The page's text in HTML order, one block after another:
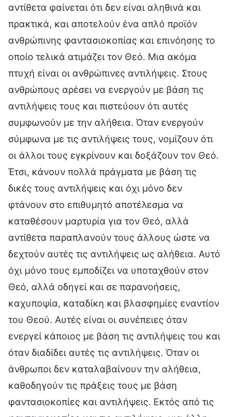
αντίθετα φαίνεται ότι δεν είναι αληθινά και
πρακτικά, και αποτελούν ένα απλό προϊόν
ανθρώπινης φαντασιοκοπίας και επινόησης το
οποίο τελικά ατιμάζει τον Θεό. Μια ακόμα
πτυχή είναι οι ανθρώπινες αντιλήψεις. Στους
ανθρώπους αρέσει να ενεργούν με βάση τις
αντιλήψεις τους και πιστεύουν ότι αυτές
συμφωνούν με την αλήθεια. Όταν ενεργούν
σύμφωνα με τις αντιλήψεις τους, νομίζουν ότι
οι άλλοι τους εγκρίνουν και δοξάζουν τον Θεό.
Έτσι, κάνουν πολλά πράγματα με βάση τις
δικές τους αντιλήψεις και όχι μόνο δεν
φτάνουν στο επιθυμητό αποτέλεσμα να
καταθέσουν μαρτυρία για τον Θεό, αλλά
αντίθετα παραπλανούν τους άλλους ώστε να
δεχτούν αυτές τις αντιλήψεις ως αλήθεια. Αυτό
όχι μόνο τους εμποδίζει να υποταχθούν στον
Θεό, αλλά οδηγεί και σε παρανοήσεις,
καχυποψία, καταδίκη και βλασφημίες εναντίον
του Θεού. Αυτές είναι οι συνέπειες όταν
ενεργεί κάποιος με βάση τις αντιλήψεις του και
όταν διαδίδει αυτές τις αντιλήψεις. Όταν οι
άνθρωποι δεν καταλαβαίνουν την αλήθεια,
καθοδηγούν τις πράξεις τους με βάση
φαντασιοκοπίες και αντιλήψεις. Εκτός από τις